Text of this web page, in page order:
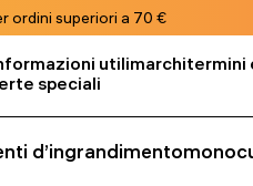
ordini superiori a 70 €
utilimarchitermini
speciali
d’ingrandimento